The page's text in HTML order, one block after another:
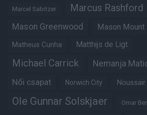
Marcel Sabitzer Marcus Rashford
Mason Greenwood Mason Mount
Matheus Cunha Matthijs de Ligt
Michael Carrick Nemanja
Női csapat Norwich City
Ole Gunnar Solskjaer Omar